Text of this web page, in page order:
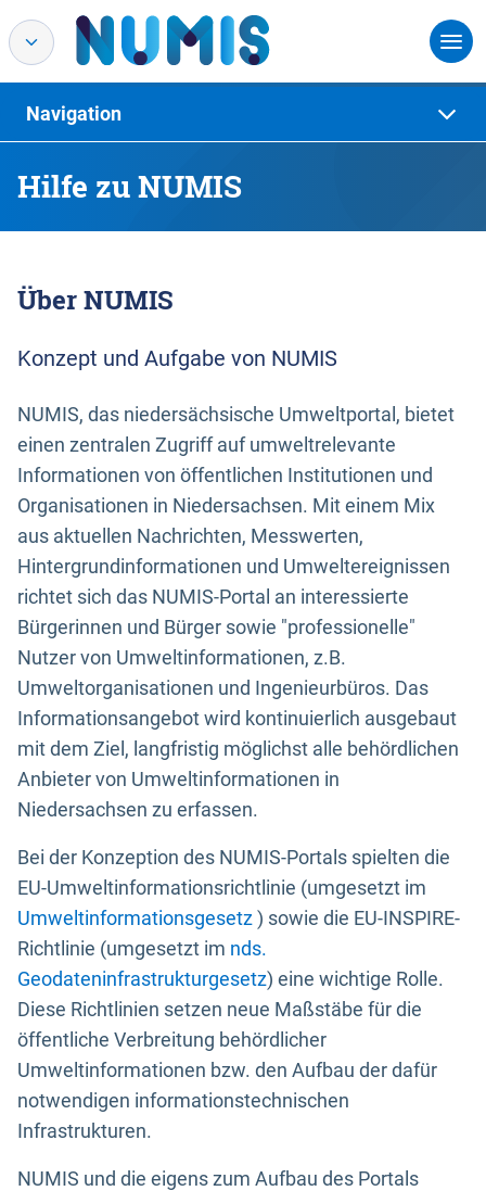
Hilfe zu NUMIS
Navigation
Über NUMIS
Konzept und Aufgabe von NUMIS
NUMIS, das niedersächsische Umweltportal, bietet
einen zentralen Zugriff auf umweltrelevante
Informationen von öffentlichen Institutionen und
Organisationen in Niedersachsen. Mit einem Mix
aus aktuellen Nachrichten, Messwerten,
Hintergrundinformationen und Umweltereignissen
richtet sich das NUMIS-Portal an interessierte
Bürgerinnen und Bürger sowie "professionelle"
Nutzer von Umweltinformationen, z.B.
Umweltorganisationen und Ingenieurbüros. Das
Informationsangebot wird kontinuierlich ausgebaut
mit dem Ziel, langfristig möglichst alle behördlichen
Anbieter von Umweltinformationen in
Niedersachsen zu erfassen.
Bei der Konzeption des NUMIS-Portals spielten die
EU-Umweltinformationsrichtlinie (umgesetzt im
Umweltinformationsgesetz) sowie die EU-INSPIRE-
Richtlinie (umgesetzt im nds.
Geodateninfrastrukturgesetz) eine wichtige Rolle.
Diese Richtlinien setzen neue Maßstäbe für die
öffentliche Verbreitung behördlicher
Umweltinformationen bzw. den Aufbau der dafür
notwendigen informationstechnischen
Infrastrukturen.
NUMIS und die eigens zum Aufbau des Portals